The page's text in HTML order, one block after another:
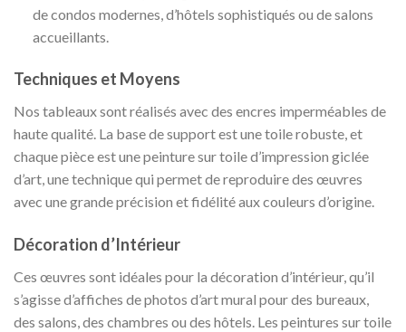
de condos modernes, d’hôtels sophistiqués ou de salons
accueillants.
Techniques et Moyens
Nos tableaux sont réalisés avec des encres imperméables de
haute qualité. La base de support est une toile robuste, et
chaque pièce est une peinture sur toile d’impression giclée
d’art, une technique qui permet de reproduire des œuvres
avec une grande précision et fidélité aux couleurs d’origine.
Décoration d’Intérieur
Ces œuvres sont idéales pour la décoration d’intérieur, qu’il
s’agisse d’affiches de photos d’art mural pour des bureaux,
des salons, des chambres ou des hôtels. Les peintures sur toile